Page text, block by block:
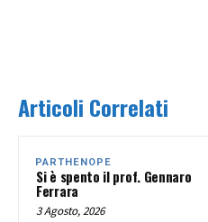
Articoli Correlati
PARTHENOPE
Si è spento il prof. Gennaro
Ferrara
3 Agosto, 2026